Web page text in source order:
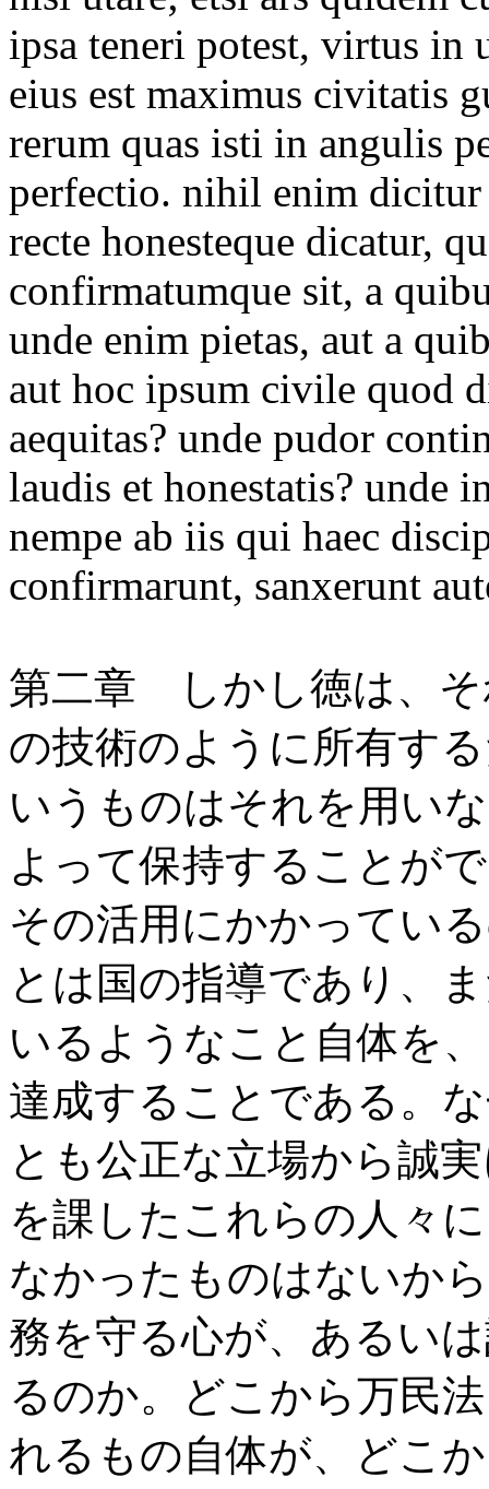
ipsa teneri potest, virtus in
eius est maximus civitatis
rerum quas isti in angulis
perfectio. nihil enim
recte honesteque dicatur,
confirmatumque sit, a
unde enim pietas, aut a
aut hoc ipsum civile quod
aequitas? unde pudor
laudis et honestatis? unde
nempe ab iis qui haec
confirmarunt, sanxerunt
第二章 しかし徳は、そ
の技術のように所有す
いうものはそれを用い
よって保持することが
その活用にかかってい
とは国の指導であり、
いるようなこと自体を
達成することである。
とも公正な立場から誠
を課したこれらの人々
なかったものはないか
務を守る心が、あるい
るのか。どこから万民
れるもの自体が、どこ